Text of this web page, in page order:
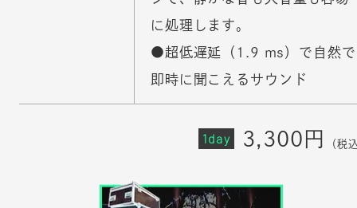
に処理します。
●超低遅延（1.9 ms）で自然で
即時に聞こえるサウンド
1day 3,300円 （税